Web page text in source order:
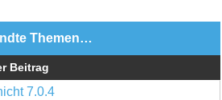
Themen…
Beitrag
7.0.4